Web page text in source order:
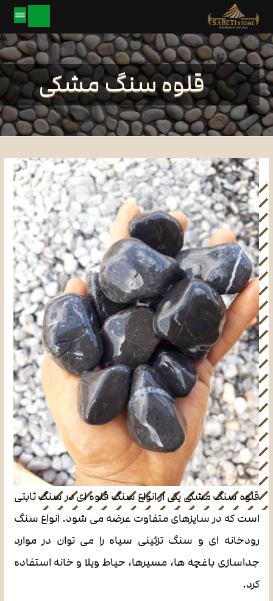
قلوه سنگ مشکی
قلوه سنگ مشکی یکی از انواع سنگ قلوه ای در سنگ ثابتی
است که در سایزهای متفاوت عرضه می شود. انواع سنگ
رودخانه ای و سنگ تزئینی سیاه را می توان در موارد
جداسازی باغچه ها، مسیرها، حیاط ویلا و خانه استفاده
کرد.